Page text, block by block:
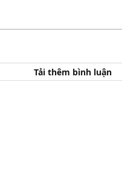
Tải thêm bình luận